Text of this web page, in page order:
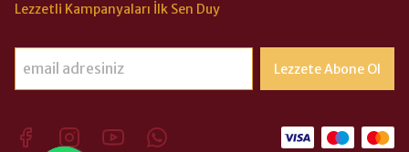
Lezzetli Kampanyaları İlk Sen Duy
Lezzete Abone Ol